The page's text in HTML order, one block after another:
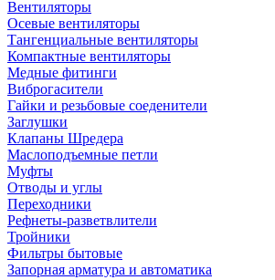
Вентиляторы
Осевые вентиляторы
Тангенциальные вентиляторы
Компактные вентиляторы
Медные фитинги
Виброгасители
Гайки и резьбовые соеденители
Заглушки
Клапаны Шредера
Маслоподъемные петли
Муфты
Отводы и углы
Переходники
Рефнеты-разветвлители
Тройники
Фильтры бытовые
Запорная арматура и автоматика